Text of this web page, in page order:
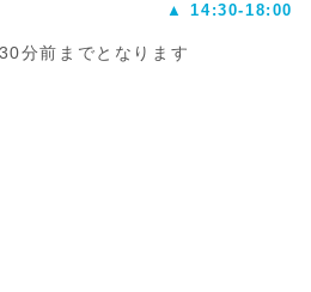
▲ 14:30-18:00
分前までとなります